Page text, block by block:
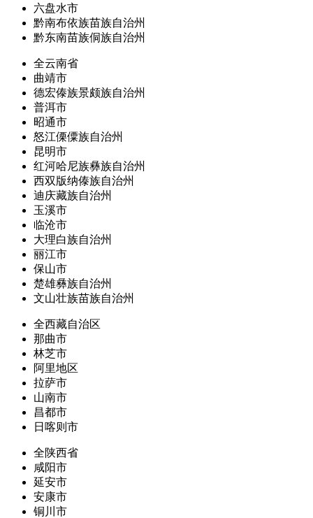
六盘水市
黔南布依族苗族自治州
黔东南苗族侗族自治州
全云南省
曲靖市
德宏傣族景颇族自治州
普洱市
昭通市
怒江傈僳族自治州
昆明市
红河哈尼族彝族自治州
西双版纳傣族自治州
迪庆藏族自治州
玉溪市
临沧市
大理白族自治州
丽江市
保山市
楚雄彝族自治州
文山壮族苗族自治州
全西藏自治区
那曲市
林芝市
阿里地区
拉萨市
山南市
昌都市
日喀则市
全陕西省
咸阳市
延安市
安康市
铜川市